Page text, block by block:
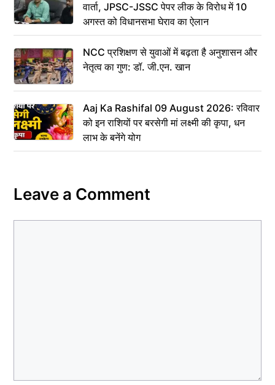
वार्ता, JPSC-JSSC पेपर लीक के विरोध में 10
अगस्त को विधानसभा घेराव का ऐलान
NCC प्रशिक्षण से युवाओं में बढ़ता है अनुशासन और
नेतृत्व का गुण: डॉ. जी.एन. खान
Aaj Ka Rashifal 09 August 2026: रविवार
को इन राशियों पर बरसेगी मां लक्ष्मी की कृपा, धन
लाभ के बनेंगे योग
Leave a Comment